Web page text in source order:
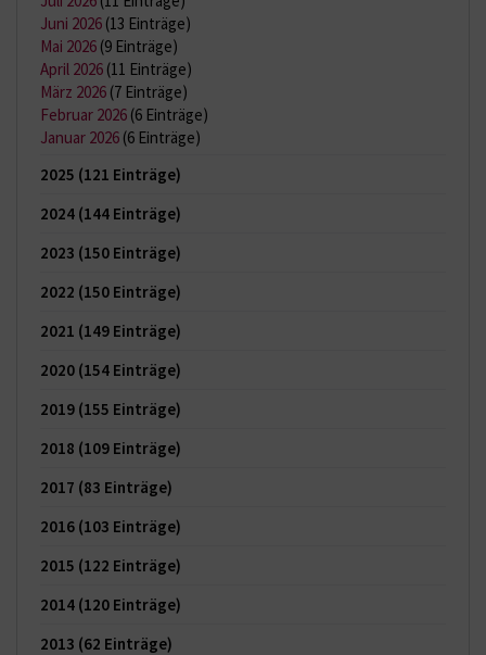
Juni 2026 (13 Einträge)
Mai 2026 (9 Einträge)
April 2026 (11 Einträge)
März 2026 (7 Einträge)
Februar 2026 (6 Einträge)
Januar 2026 (6 Einträge)
2025 (121 Einträge)
2024 (144 Einträge)
2023 (150 Einträge)
2022 (150 Einträge)
2021 (149 Einträge)
2020 (154 Einträge)
2019 (155 Einträge)
2018 (109 Einträge)
2017 (83 Einträge)
2016 (103 Einträge)
2015 (122 Einträge)
2014 (120 Einträge)
2013 (62 Einträge)